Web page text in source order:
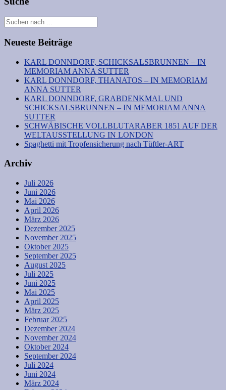
Neueste Beiträge
KARL DONNDORF, SCHICKSALSBRUNNEN – IN
MEMORIAM ANNA SUTTER
KARL DONNDORF, THANATOS – IN MEMORIAM
ANNA SUTTER
KARL DONNDORF, GRABDENKMAL UND
SCHICKSALSBRUNNEN – IN MEMORIAM ANNA
SUTTER
SCHWÄBISCHE VOLLBLUTARABER 1851 AUF DER
WELTAUSSTELLUNG IN LONDON
Spaghetti mit Tropfensicherung nach Tüftler-ART
Archiv
Juli 2026
Juni 2026
Mai 2026
April 2026
März 2026
Dezember 2025
November 2025
Oktober 2025
September 2025
August 2025
Juli 2025
Juni 2025
Mai 2025
April 2025
März 2025
Februar 2025
Dezember 2024
November 2024
Oktober 2024
September 2024
Juli 2024
Juni 2024
März 2024